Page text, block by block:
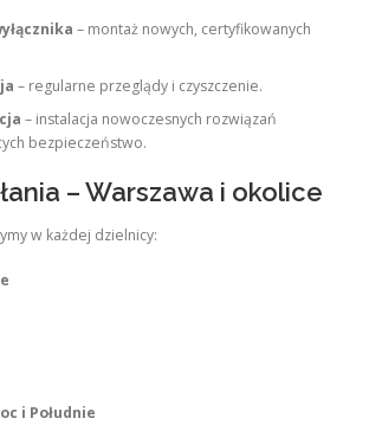
– montaż nowych, certyfikowanych
– regularne przeglądy i czyszczenie.
– instalacja nowoczesnych rozwiązań
bezpieczeństwo.
– Warszawa i okolice
w każdej dzielnicy:
i Południe